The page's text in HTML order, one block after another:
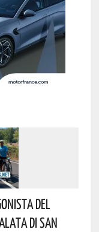
Del
Di San